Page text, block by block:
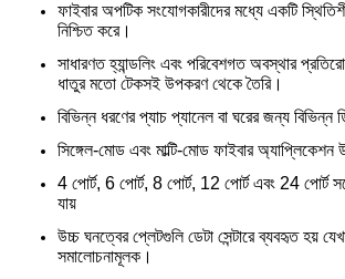
ফাইবার অপটিক সংযোগকারীদের মধ্যে একটি
নিশ্চিত করে।
সাধারণত হ্যান্ডলিং এবং পরিবেশগত অবস্থার
ধাতুর মতো টেকসই উপকরণ থেকে তৈরি।
বিভিন্ন ধরণের প্যাচ প্যানেল বা ঘরের জন্য
সিঙ্গেল-মোড এবং মাল্টি-মোড ফাইবার
4 পোর্ট, 6 পোর্ট, 8 পোর্ট, 12 পোর্ট এবং 24 পোর্ট
যায়
উচ্চ ঘনত্বের প্লেটগুলি ডেটা সেন্টারে ব্যবহৃত হয়
সমালোচনামূলক।